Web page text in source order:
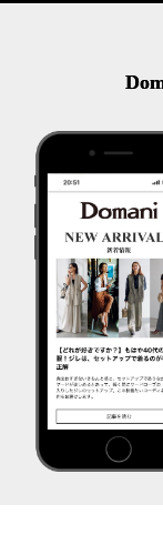
とは
FASHION
優木まお
割。」